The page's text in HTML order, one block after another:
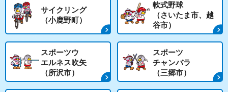
サイクリング
（小鹿野町）
軟式野球
（さいたま市、越
谷市）
スポーツウ
エルネス吹矢
（所沢市）
スポーツ
チャンバラ
（三郷市）